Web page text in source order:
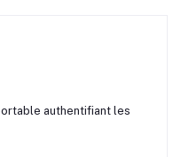
authentifiant les